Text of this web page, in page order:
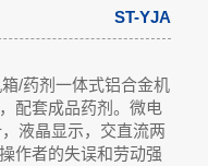
ST-YJA
/药剂一体式铝合金机
配套成品药剂。微电
液晶显示，交直流两
作者的失误和劳动强